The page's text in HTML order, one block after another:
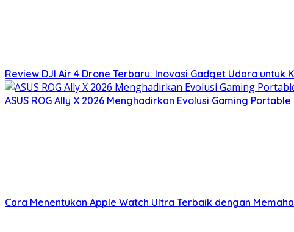
Review DJI Air 4 Drone Terbaru: Inovasi Gadget Udara untuk
ASUS ROG Ally X 2026 Menghadirkan Evolusi Gaming
Cara Menentukan Apple Watch Ultra Terbaik dengan